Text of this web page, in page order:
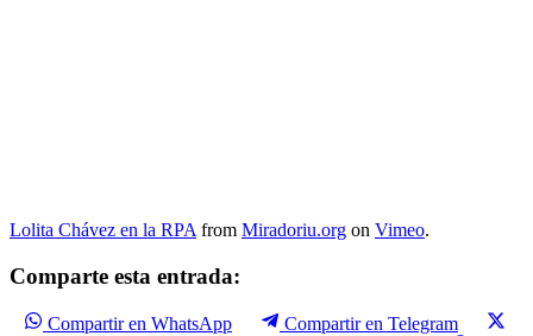
Lolita Chávez en la RPA from Miradoriu.org on Vimeo.
Comparte esta entrada:
Compartir en WhatsApp
Compartir en Telegram